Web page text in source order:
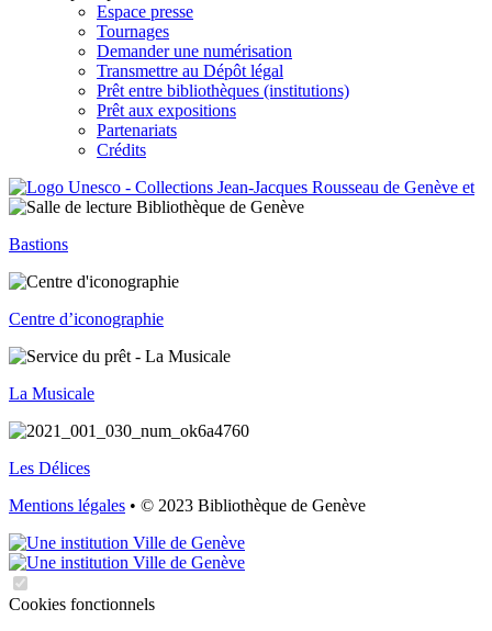
Espace presse
Tournages
Demander une numérisation
Transmettre au Dépôt légal
Prêt entre bibliothèques (institutions)
Prêt aux expositions
Partenariats
Crédits
Bastions
Centre d’iconographie
La Musicale
Les Délices
Mentions légales • © 2023 Bibliothèque de Genève
Cookies fonctionnels